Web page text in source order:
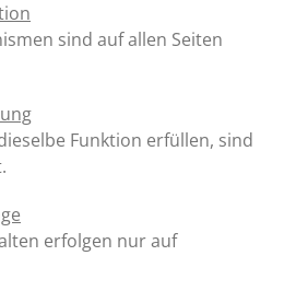
sind auf allen Seiten
Funktion erfüllen, sind
erfolgen nur auf